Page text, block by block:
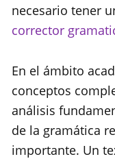
necesario tener
corrector
En el ámbito
conceptos
análisis
de la gramática
importante. Un